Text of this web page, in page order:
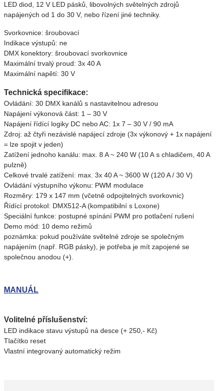
LED diod, 12 V LED pásků, libovolných světelných zdrojů
napájených od 1 do 30 V, nebo řízení jiné techniky.
Svorkovnice: šroubovací
Indikace výstupů: ne
DMX konektory: šroubovací svorkovnice
Maximální trvalý proud: 3x 40 A
Maximální napětí: 30 V
Technická specifikace:
Ovládání: 30 DMX kanálů s nastavitelnou adresou
Napájení výkonová část: 1 – 30 V
Napájení řídící logiky DC nebo AC: 1x 7 – 30 V / 90 mA
Zdroj: až čtyři nezávislé napájecí zdroje (3x výkonový + 1x napájení
= lze spojit v jeden)
Zatížení jednoho kanálu: max. 8 A ~ 240 W (10 A s chladičem, 40 A
pulzně)
Celkové trvalé zatížení: max. 3x 40 A ~ 3600 W (120 A / 30 V)
Ovládání výstupního výkonu: PWM modulace
Rozměry: 179 x 147 mm (včetně odpojitelných svorkovnic)
Řídící protokol: DMX512-A (kompatibilní s Loxone)
Speciální funkce: postupné spínání PWM pro potlačení rušení
Demo mód: 10 demo režimů
poznámka: pokud používáte světelné zdroje se společným
napájením (např. RGB pásky), je potřeba je mít zapojené se
společnou anodou (+).
MANUÁL
Volitelné příslušenství:
LED indikace stavu výstupů na desce (+ 250,- Kč)
Tlačítko reset
Vlastní integrovaný automatický režim